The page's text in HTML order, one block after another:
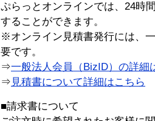
ぷらっとオンラインでは、24時
することができます。
※オンライン見積書発行には、
要です。
⇒一般法人会員（BizID）の詳細
⇒ 見積書について詳細はこちら
■請求書について